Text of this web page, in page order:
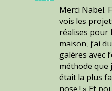
Merci Nabel.
vois les
réalises pour
maison, j’ai
galères avec
méthode que
était la plus
nose ! » Et